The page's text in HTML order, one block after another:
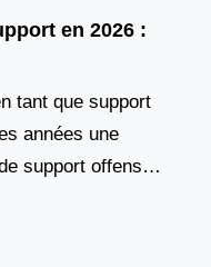
en 2026 :
tant que support
années une
support offensif.